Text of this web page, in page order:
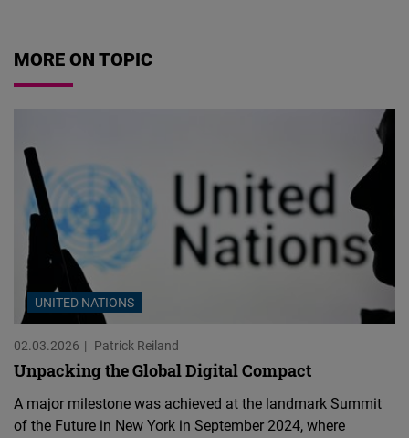
MORE ON TOPIC
UNITED NATIONS
02.03.2026 Patrick Reiland
Unpacking the Global Digital Compact
A major milestone was achieved at the landmark Summit
of the Future in New York in September 2024, where